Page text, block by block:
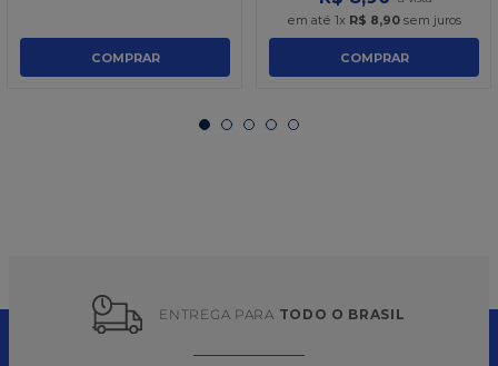
COMPRAR
em até 1x R$ 8,90sem juros
COMPRAR
ENTREGA PARA TODO O BRASIL